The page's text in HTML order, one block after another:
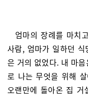
엄마의 장례를 마치
사람, 엄마가 일하던
은 거의 없었다. 내 마
로 나는 무엇을 위해
오랜만에 돌아온 집 거